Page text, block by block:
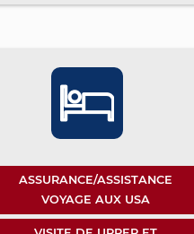
ASSURANCE/ASSISTANCE
VOYAGE AUX USA